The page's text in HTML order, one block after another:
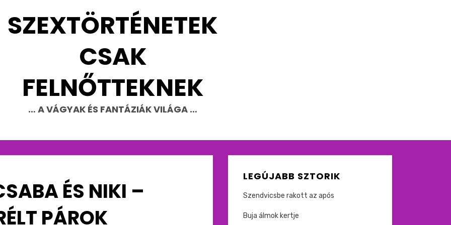
SZEXTÖRTÉNETEK
CSAK
FELNŐTTEKNEK
… A VÁGYAK ÉS FANTÁZIÁK VILÁGA …
ÉS NIKI –
PÁROK
LEGÚJABB SZTORIK
Szendvicsbe rakott az após
Buja álmok kertje